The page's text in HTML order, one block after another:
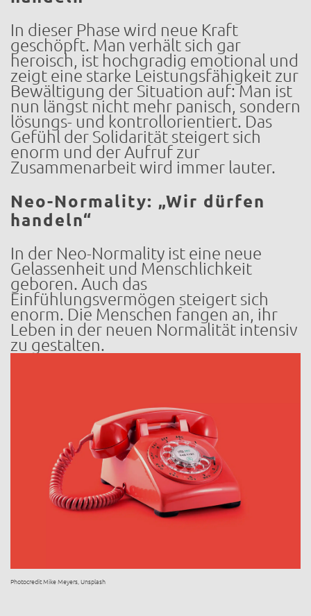
In dieser Phase wird neue Kraft
geschöpft. Man verhält sich gar
heroisch, ist hochgradig emotional und
zeigt eine starke Leistungsfähigkeit zur
Bewältigung der Situation auf: Man ist
nun längst nicht mehr panisch, sondern
lösungs- und kontrollorientiert. Das
Gefühl der Solidarität steigert sich
enorm und der Aufruf zur
Zusammenarbeit wird immer lauter.
Neo-Normality: „Wir dürfen
handeln“
In der Neo-Normality ist eine neue
Gelassenheit und Menschlichkeit
geboren. Auch das
Einfühlungsvermögen steigert sich
enorm. Die Menschen fangen an, ihr
Leben in der neuen Normalität intensiv
Photocredit Mike Meyers, Unsplash